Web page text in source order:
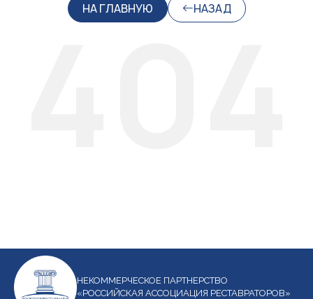
НА ГЛАВНУЮ НАЗАД
НЕКОММЕРЧЕСКОЕ ПАРТНЕРСТВО
«РОССИЙСКАЯ АССОЦИАЦИЯ РЕСТАВРАТОРОВ»